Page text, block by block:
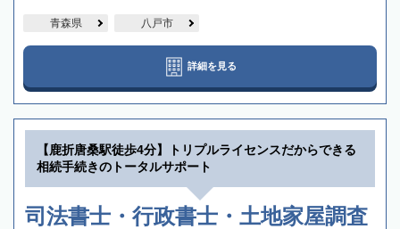
青森県 八戸市
詳細を見る
【鹿折唐桑駅徒歩4分】トリプルライセンスだからできる
相続手続きのトータルサポート
司法書士・行政書士・土地家屋調査